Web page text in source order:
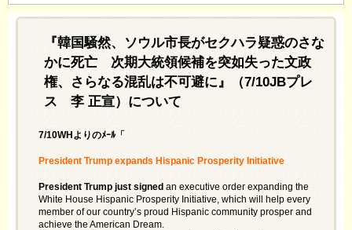
『韓国騒然、ソウル市長がセクハラ疑惑のさな
かに死亡 次期大統領候補を突如失った文政
権、さらなる混乱は不可避に』（7/10JBプレ
ス 李 正宣）について
7/10WHよりのﾒｰﾙ「
President Trump expands Hispanic Prosperity Initiative
President Trump just signed an executive order expanding the
White House Hispanic Prosperity Initiative, which will help every
member of our country’s proud Hispanic community prosper and
achieve the American Dream.